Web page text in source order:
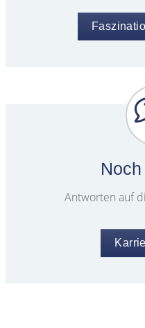
Antworten auf